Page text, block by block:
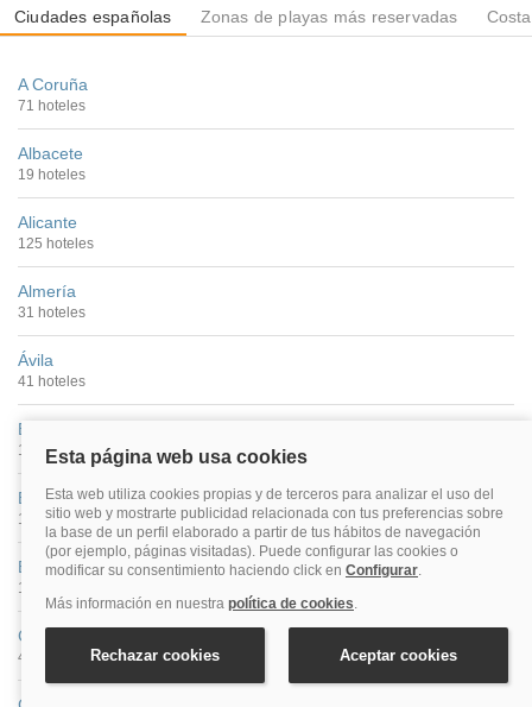
Ciudades españolas Zonas de playas más reservadas
A Coruña
71 hoteles
Albacete
19 hoteles
Alicante
125 hoteles
Almería
31 hoteles
Ávila
41 hoteles
Badajoz
16 hoteles
Barcelona
1003 hoteles
Bilbao
115 hoteles
Cáceres
40 hoteles